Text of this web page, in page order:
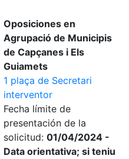
Oposiciones en
Agrupació de Municipis
de Capçanes i Els
Guiamets
1 plaça de Secretari
interventor
Fecha límite de
presentación de la
solicitud: 01/04/2024 -
Data orientativa; si teniu